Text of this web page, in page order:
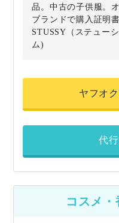
品。中古の子供服。
ブランドで購入証明
STUSSY（ステュー
ム)
ヤフオ
代
コスメ